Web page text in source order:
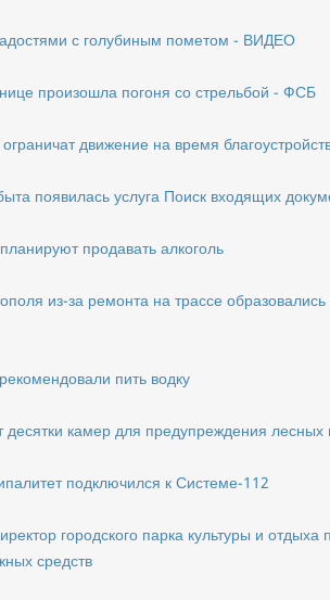
с голубиным пометом - ВИДЕО
произошла погоня со стрельбой - ФСБ
движение на время
появилась услуга Поиск входящих
продавать алкоголь
из-за ремонта на трассе
пить водку
десятки камер для предупреждения
подключился к Системе-112
городского парка культуры и отдыха
средств